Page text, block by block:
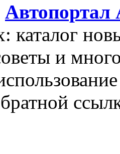
Автопортал
каталог
и